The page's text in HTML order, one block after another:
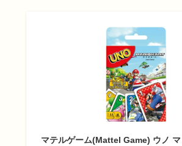
マテルゲーム(Mattel Game) ウノ マ